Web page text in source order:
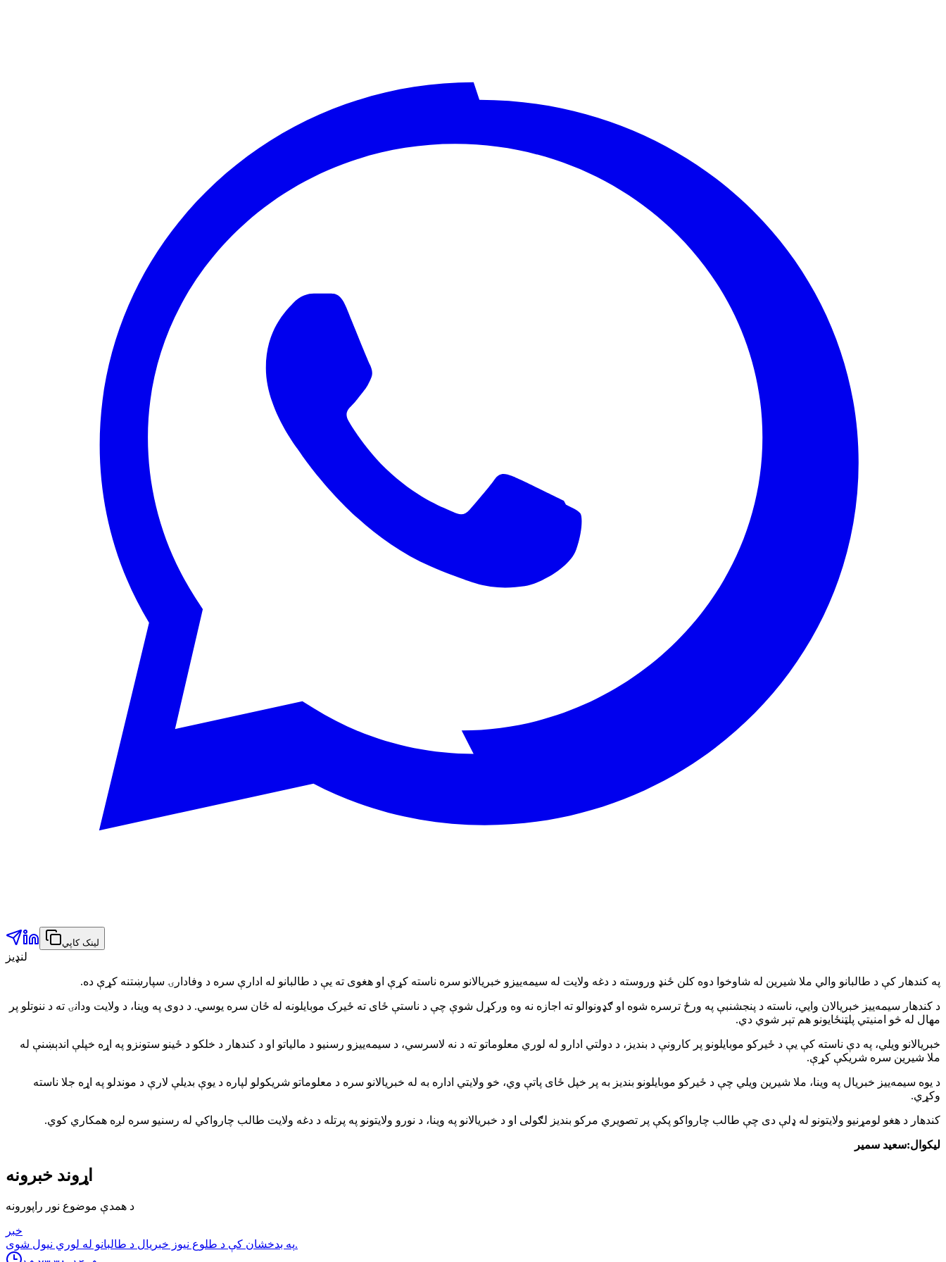
لینک کاپي
لنډیز
په کندهار کې د طالبانو والي ملا شیرین له شاوخوا دوه کلن ځنډ وروسته د دغه ولایت له سیمه‌ییزو خبریالانو سره ناسته کړې او هغوی ته یې د طالبانو له ادارې سره د وفادارۍ سپارښتنه کړې ده.
د کندهار سیمه‌ییز خبریالان وایي، ناسته د پنجشنبې په ورځ ترسره شوه او ګډونوالو ته اجازه نه وه ورکړل شوې چې د ناستې ځای ته ځیرک موبایلونه له ځان سره یوسي. د دوی په وینا، د ولایت ودانۍ ته د ننوتلو پر
مهال له څو امنیتي پلټنځایونو هم تېر شوي دي.
خبریالانو ویلي، په دې ناسته کې یې د ځیرکو موبایلونو پر کارونې د بندیز، د دولتي ادارو له لوري معلوماتو ته د نه لاسرسي، د سیمه‌ییزو رسنیو د مالیاتو او د کندهار د خلکو د ځینو ستونزو په اړه خپلې اندېښنې له
ملا شیرین سره شریکې کړې.
د یوه سیمه‌ییز خبریال په وینا، ملا شیرین ویلي چې د ځیرکو موبایلونو بندیز به پر خپل ځای پاتې وي، خو ولایتي اداره به له خبریالانو سره د معلوماتو شریکولو لپاره د یوې بدیلې لارې د موندلو په اړه جلا ناسته
وکړي.
کندهار د هغو لومړنیو ولایتونو له ډلې دی چې طالب چارواکو پکې پر تصویري مرکو بندیز لګولی او د خبریالانو په وینا، د نورو ولایتونو په پرتله د دغه ولایت طالب چارواکي له رسنیو سره لږه همکاري کوي.
لیکوال:سعید سمیر
اړوند خبرونه
د همدې موضوع نور راپورونه
خبر
په بدخشان كې د طلوع نيوز خبريال د طالبانو له لوري نيول شوى.